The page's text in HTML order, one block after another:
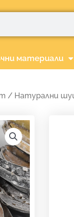
материали
/ Натурални